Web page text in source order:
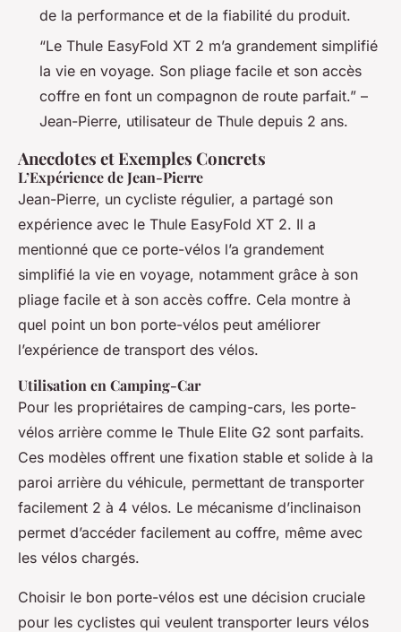
de la performance et de la fiabilité du produit.
“Le Thule EasyFold XT 2 m’a grandement simplifié
la vie en voyage. Son pliage facile et son accès
coffre en font un compagnon de route parfait.” –
Jean-Pierre, utilisateur de Thule depuis 2 ans.
Anecdotes et Exemples Concrets
L’Expérience de Jean-Pierre
Jean-Pierre, un cycliste régulier, a partagé son
expérience avec le Thule EasyFold XT 2. Il a
mentionné que ce porte-vélos l’a grandement
simplifié la vie en voyage, notamment grâce à son
pliage facile et à son accès coffre. Cela montre à
quel point un bon porte-vélos peut améliorer
l’expérience de transport des vélos.
Utilisation en Camping-Car
Pour les propriétaires de camping-cars, les porte-
vélos arrière comme le Thule Elite G2 sont parfaits.
Ces modèles offrent une fixation stable et solide à la
paroi arrière du véhicule, permettant de transporter
facilement 2 à 4 vélos. Le mécanisme d’inclinaison
permet d’accéder facilement au coffre, même avec
les vélos chargés.
Choisir le bon porte-vélos est une décision cruciale
pour les cyclistes qui veulent transporter leurs vélos